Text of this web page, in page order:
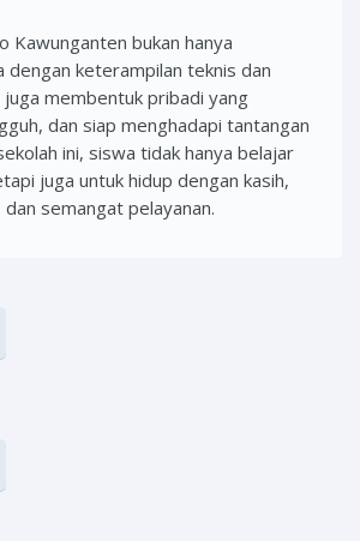
Kawunganten bukan hanya
dengan keterampilan teknis dan
membentuk pribadi yang
dan siap menghadapi tantangan
ini, siswa tidak hanya belajar
juga untuk hidup dengan kasih,
semangat pelayanan.